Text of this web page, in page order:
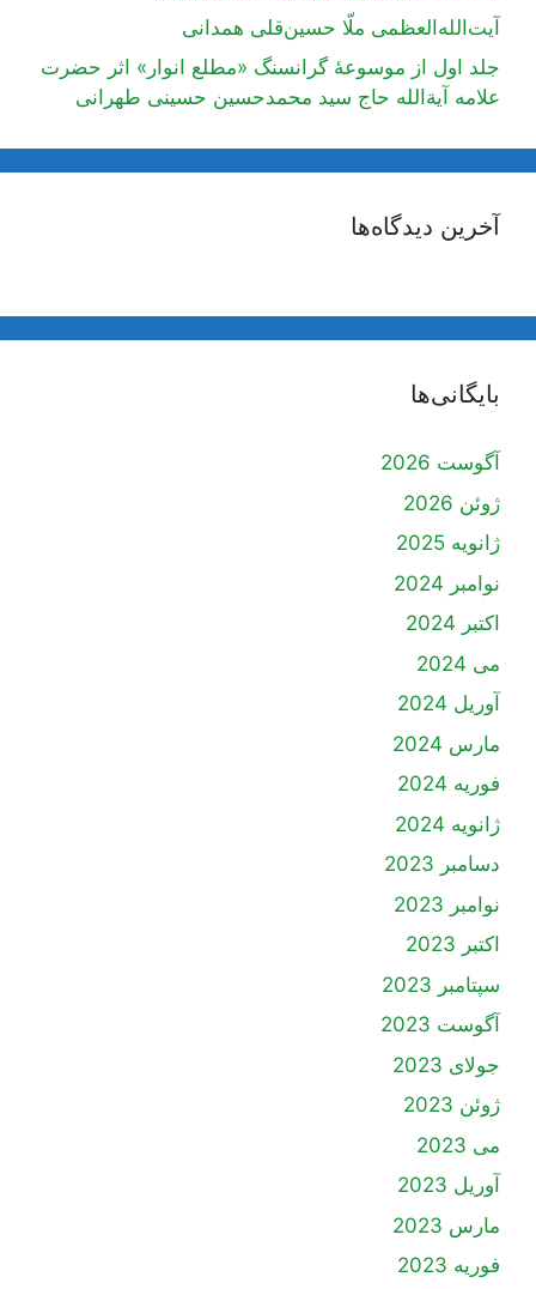
آیت‌الله‌العظمی ملّا حسین‌قلی همدانی
جلد اول از موسوعۀ گرانسنگ «مطلع انوار» اثر حضرت
علامه آیة‌الله حاج سید محمدحسین حسینی طهرانی
آخرین دیدگاه‌ها
بایگانی‌ها
آگوست 2026
ژوئن 2026
ژانویه 2025
نوامبر 2024
اکتبر 2024
می 2024
آوریل 2024
مارس 2024
فوریه 2024
ژانویه 2024
دسامبر 2023
نوامبر 2023
اکتبر 2023
سپتامبر 2023
آگوست 2023
جولای 2023
ژوئن 2023
می 2023
آوریل 2023
مارس 2023
فوریه 2023